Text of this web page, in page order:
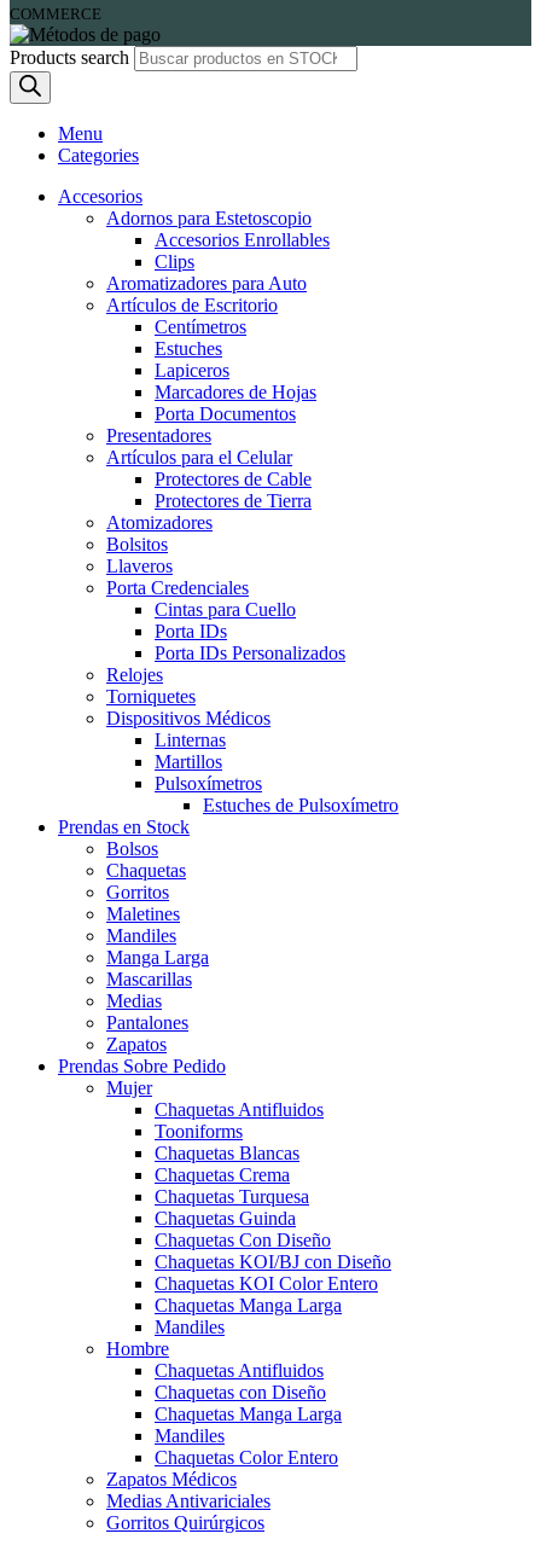
COMMERCE
Products search
Menu
Categories
Accesorios
Adornos para Estetoscopio
Accesorios Enrollables
Clips
Aromatizadores para Auto
Artículos de Escritorio
Centímetros
Estuches
Lapiceros
Marcadores de Hojas
Porta Documentos
Presentadores
Artículos para el Celular
Protectores de Cable
Protectores de Tierra
Atomizadores
Bolsitos
Llaveros
Porta Credenciales
Cintas para Cuello
Porta IDs
Porta IDs Personalizados
Relojes
Torniquetes
Dispositivos Médicos
Linternas
Martillos
Pulsoxímetros
Estuches de Pulsoxímetro
Prendas en Stock
Bolsos
Chaquetas
Gorritos
Maletines
Mandiles
Manga Larga
Mascarillas
Medias
Pantalones
Zapatos
Prendas Sobre Pedido
Mujer
Chaquetas Antifluidos
Tooniforms
Chaquetas Blancas
Chaquetas Crema
Chaquetas Turquesa
Chaquetas Guinda
Chaquetas Con Diseño
Chaquetas KOI/BJ con Diseño
Chaquetas KOI Color Entero
Chaquetas Manga Larga
Mandiles
Hombre
Chaquetas Antifluidos
Chaquetas con Diseño
Chaquetas Manga Larga
Mandiles
Chaquetas Color Entero
Zapatos Médicos
Medias Antivariciales
Gorritos Quirúrgicos